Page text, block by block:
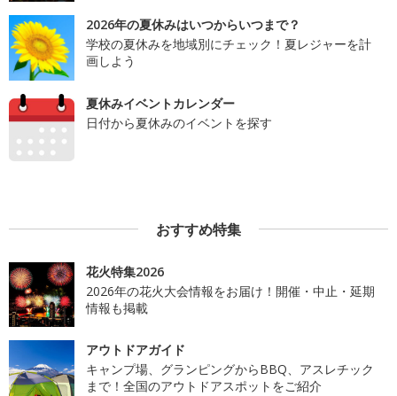
2026年の夏休みはいつからいつまで？
学校の夏休みを地域別にチェック！夏レジャーを計
画しよう
夏休みイベントカレンダー
日付から夏休みのイベントを探す
おすすめ特集
花火特集2026
2026年の花火大会情報をお届け！開催・中止・延期
情報も掲載
アウトドアガイド
キャンプ場、グランピングからBBQ、アスレチック
まで！全国のアウトドアスポットをご紹介